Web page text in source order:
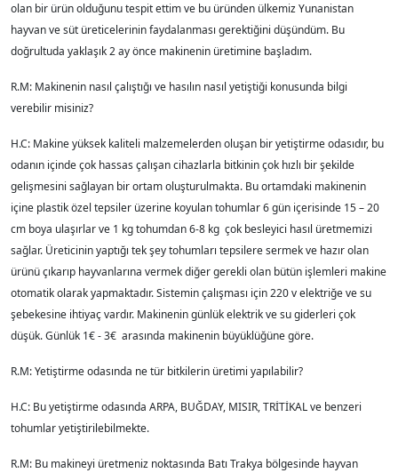
olan bir ürün olduğunu tespit ettim ve bu üründen ülkemiz Yunanistan
hayvan ve süt üreticelerinin faydalanması gerektiğini düşündüm. Bu
doğrultuda yaklaşık 2 ay önce makinenin üretimine başladım.
R.M: Makinenin nasıl çalıştığı ve hasılın nasıl yetiştiği konusunda bilgi
verebilir misiniz?
H.C: Makine yüksek kaliteli malzemelerden oluşan bir yetiştirme odasıdır, bu
odanın içinde çok hassas çalışan cihazlarla bitkinin çok hızlı bir şekilde
gelişmesini sağlayan bir ortam oluşturulmakta. Bu ortamdaki makinenin
içine plastik özel tepsiler üzerine koyulan tohumlar 6 gün içerisinde 15 – 20
cm boya ulaşırlar ve 1 kg tohumdan 6-8 kg çok besleyici hasıl üretmemizi
sağlar. Üreticinin yaptığı tek şey tohumları tepsilere sermek ve hazır olan
ürünü çıkarıp hayvanlarına vermek diğer gerekli olan bütün işlemleri makine
otomatik olarak yapmaktadır. Sistemin çalışması için 220 v elektriğe ve su
şebekesine ihtiyaç vardır. Makinenin günlük elektrik ve su giderleri çok
düşük. Günlük 1€ - 3€ arasında makinenin büyüklüğüne göre.
R.M: Yetiştirme odasında ne tür bitkilerin üretimi yapılabilir?
H.C: Bu yetiştirme odasında ARPA, BUĞDAY, MISIR, TRİTİKAL ve benzeri
tohumlar yetiştirilebilmekte.
R.M: Bu makineyi üretmeniz noktasında Batı Trakya bölgesinde hayvan